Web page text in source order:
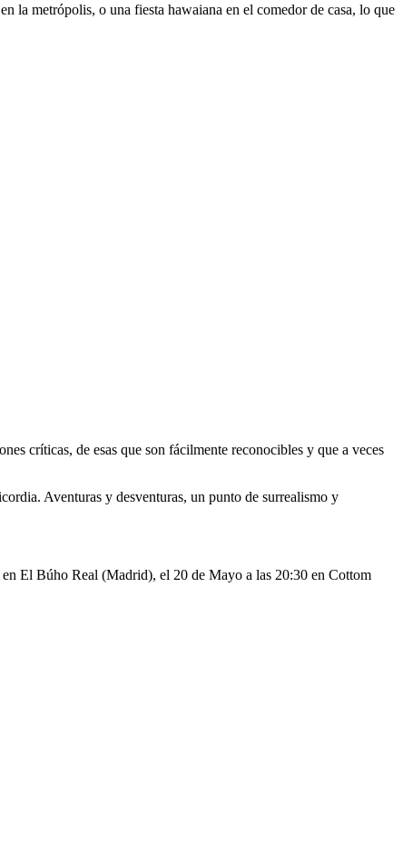
la metrópolis, o una fiesta hawaiana en el comedor de casa, lo que
críticas, de esas que son fácilmente reconocibles y que a veces
Aventuras y desventuras, un punto de surrealismo y
El Búho Real (Madrid), el 20 de Mayo a las 20:30 en Cottom